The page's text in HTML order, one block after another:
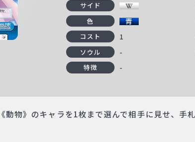
サイド
色
コスト 1
ソウル -
特徴 -
動物》のキャラを1枚まで選んで相手に見せ、手